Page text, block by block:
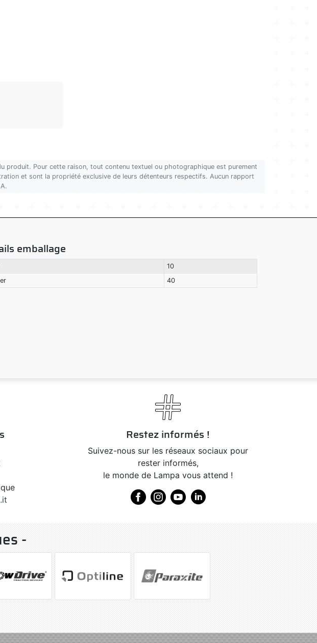
produit. Pour cette raison, tout contenu textuel ou photographique est purement
et sont la propriété exclusive de leurs détenteurs respectifs. Aucun rapport
emballage
10
40
Restez informés !
Suivez-nous sur les réseaux sociaux pour
rester informés,
le monde de Lampa vous attend !
-